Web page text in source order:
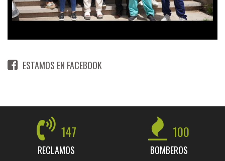
ESTAMOS EN FACEBOOK
147
RECLAMOS
100
BOMBEROS